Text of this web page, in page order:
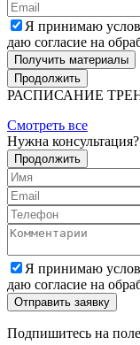
Я принимаю
даю согласие на
Получить материалы
Продолжить
РАСПИСАНИЕ
Смотреть все
Нужна консультация?
Продолжить
Я принимаю
даю согласие на
Подпишитесь на